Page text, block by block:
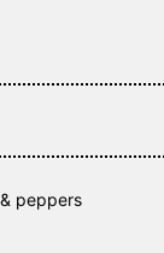
peppers